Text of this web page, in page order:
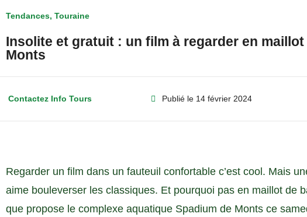
Tendances, Touraine
Insolite et gratuit : un film à regarder en
Monts
Contactez Info Tours Publié le 14 février 2024
Regarder un film dans un fauteuil confortable c’est cool. Mais
aime bouleverser les classiques. Et pourquoi pas en maillot de
que propose le complexe aquatique Spadium de Monts ce